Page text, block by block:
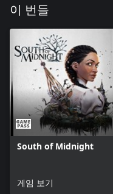
이 번들
South of Midnight
게임 보기